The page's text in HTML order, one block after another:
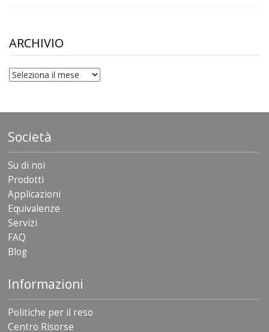
ARCHIVIO
archivio
Società
Su di noi
Prodotti
Applicazioni
Equivalenze
Servizi
FAQ
Blog
Informazioni
Politiche per il reso
Centro Risorse